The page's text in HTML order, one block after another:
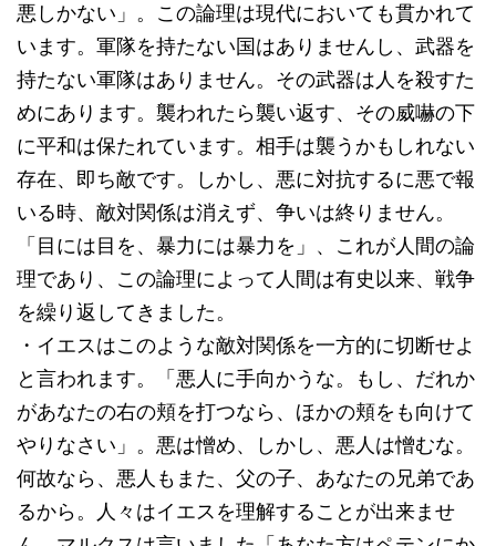
悪しかない」。この論理は現代においても貫かれて
います。軍隊を持たない国はありませんし、武器を
持たない軍隊はありません。その武器は人を殺すた
めにあります。襲われたら襲い返す、その威嚇の下
に平和は保たれています。相手は襲うかもしれない
存在、即ち敵です。しかし、悪に対抗するに悪で報
いる時、敵対関係は消えず、争いは終りません。
「目には目を、暴力には暴力を」、これが人間の論
理であり、この論理によって人間は有史以来、戦争
を繰り返してきました。
・イエスはこのような敵対関係を一方的に切断せよ
と言われます。「悪人に手向かうな。もし、だれか
があなたの右の頬を打つなら、ほかの頬をも向けて
やりなさい」。悪は憎め、しかし、悪人は憎むな。
何故なら、悪人もまた、父の子、あなたの兄弟であ
るから。人々はイエスを理解することが出来ませ